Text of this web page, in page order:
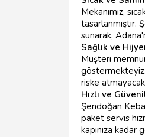
Mekanımız,
tasarlanmıştır.
sunarak,
Sağlık ve
Müşteri
riske
Hızlı ve
Şendoğan
paket servis
kapınıza kadar